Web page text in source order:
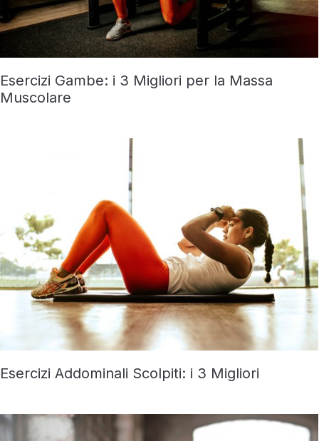
Esercizi Gambe: i 3 Migliori per la Massa
Muscolare
Esercizi Addominali Scolpiti: i 3 Migliori